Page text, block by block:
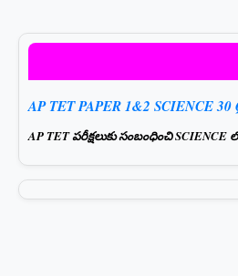
AP TET PAPER 1&2 SCIENCE 30
AP TET పరీక్షలుకు సంబంధించి